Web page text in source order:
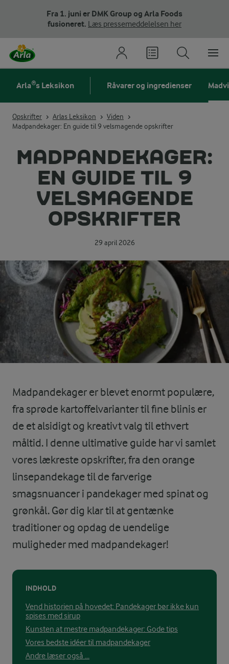
Fra 1. juni er DMK Group og Arla Foods
fusioneret. Læs pressemeddelelsen her
Arla®s Leksikon Råvarer og ingredienser
Opskrifter Arlas Leksikon
Viden
Madpandekager: En guide til 9 velsmagende opskrifter
MADPANDEKAGER:
EN GUIDE TIL 9
VELSMAGENDE
OPSKRIFTER
29 april 2026
Madpandekager er blevet enormt populære,
fra sprøde kartoffelvarianter til fine blinis er
de et alsidigt og kreativt valg til ethvert
måltid. I denne ultimative guide har vi samlet
vores lækreste opskrifter, fra den orange
linsepandekage til de farverige
smagsnuancer i pandekager med spinat og
grønkål. Gør dig klar til at gentænke
traditioner og opdag de uendelige
muligheder med madpandekager!
INDHOLD
Vend historien på hovedet: Pandekager bør ikke kun
spises med sirup
Kunsten at mestre madpandekager: Gode tips
Vores bedste idéer til madpandekager
Andre læser også ...